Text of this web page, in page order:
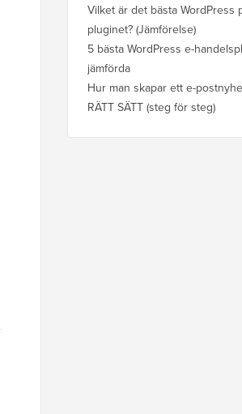
Vilket är det bästa WordPress
pluginet? (Jämförelse)
5 bästa WordPress e-
jämförda
Hur man skapar ett e-
RÄTT SÄTT (steg för steg)